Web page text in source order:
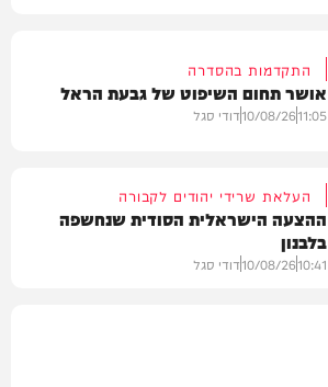
התקדמות בהסדרה
אושר תחום השיפוט של גבעת הראל
11:05
10/08/26דודי סגל
העלאת שרידי יהודים לקבורה
ההצעה הישראלית הסודית שנחשפה
בלבנון
10:41
10/08/26דודי סגל